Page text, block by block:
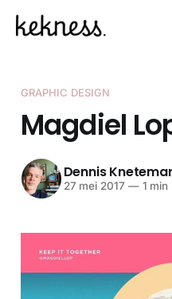
GRAPHIC DESIGN
Magdiel
Dennis
27 mei 2017 —1 min